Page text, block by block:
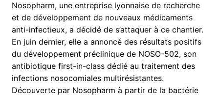
Nosopharm, une entreprise lyonnaise de recherche
et de développement de nouveaux médicaments
anti-infectieux, a décidé de s’attaquer à ce chantier.
En juin dernier, elle a annoncé des résultats positifs
du développement préclinique de NOSO-502, son
antibiotique first-in-class dédié au traitement des
infections nosocomiales multirésistantes.
Découverte par Nosopharm à partir de la bactérie